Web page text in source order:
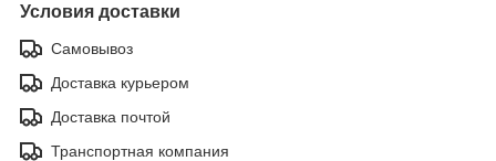
Условия доставки
Самовывоз
Доставка курьером
Доставка почтой
Транспортная компания